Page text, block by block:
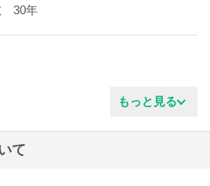
30年
もっと見る
て